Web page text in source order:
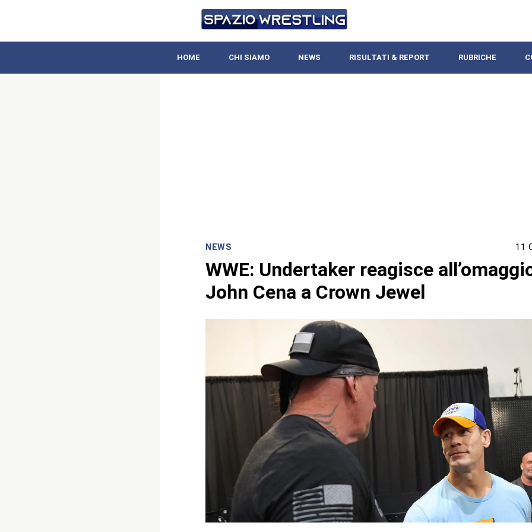
HOME CHI SIAMO NEWS RISULTATI & REPORT RUBRICHE
NEWS 11
WWE: Undertaker reagisce
John Cena a Crown Jewel